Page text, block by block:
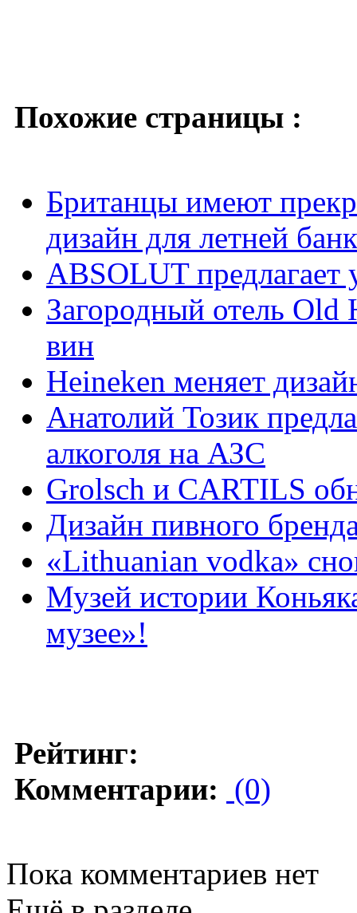
Похожие страницы :
Британцы имеют
дизайн для летней
ABSOLUT
Загородный отель Old
вин
Heineken меняет
Анатолий Тозик
алкоголя на АЗС
Grolsch и CARTILS
Дизайн пивного
«Lithuanian vodka»
Музей истории
музее»!
Рейтинг:
Комментарии: (0)
Пока комментариев нет